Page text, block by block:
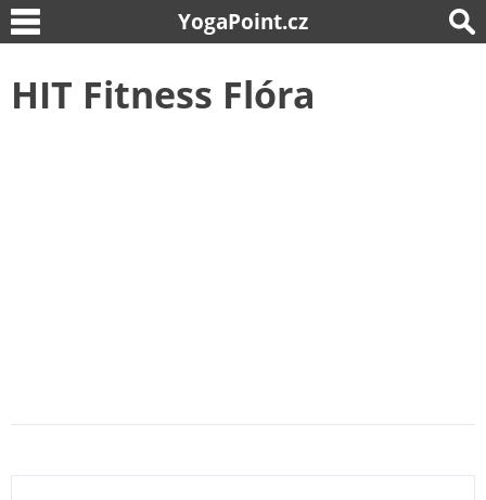
YogaPoint.cz
HIT Fitness Flóra